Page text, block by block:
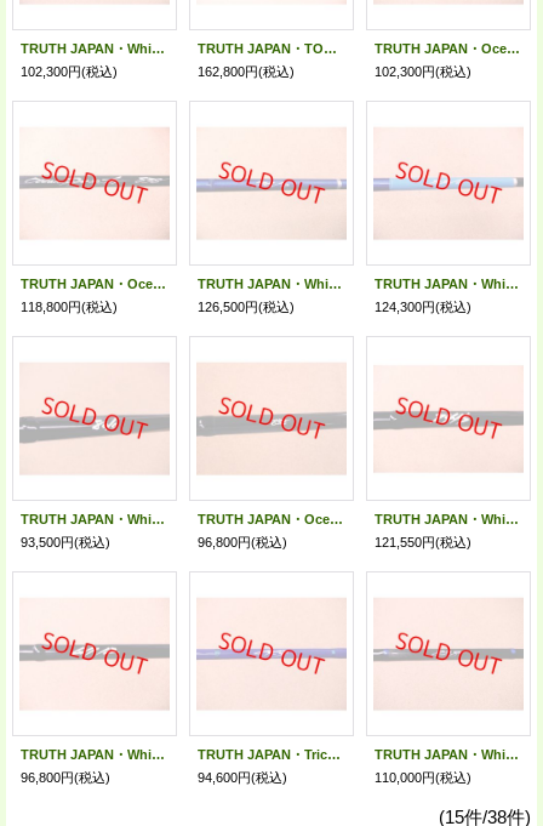
TRUTH JAPAN・WhiteInsight 7610
102,300円(税込)
TRUTH JAPAN・TOKARA 53 CROSSOVER
162,800円(税込)
TRUTH JAPAN・OceanSprinter 8110
102,300円(税込)
TRUTH JAPAN・OceanSprinter 838 Bait Custom Model
118,800円(税込)
TRUTH JAPAN・WhiteInsight 7610 CUSTOM MODEL
126,500円(税込)
TRUTH JAPAN・WhiteInsight 8210 CUSTOM MODEL
124,300円(税込)
TRUTH JAPAN・WhiteInsight 8010/オールブラック
93,500円(税込)
TRUTH JAPAN・OceanSprinter 838/オールブラック
96,800円(税込)
TRUTH JAPAN・WhiteInsight 7415 アルミギンバル仕様
121,550円(税込)
TRUTH JAPAN・WhiteInsight 611 12
96,800円(税込)
TRUTH JAPAN・Trick Star 643 CUSTOM
94,600円(税込)
TRUTH JAPAN・WhiteInsight 828 CUSTOM 1
110,000円(税込)
(15件/38件)